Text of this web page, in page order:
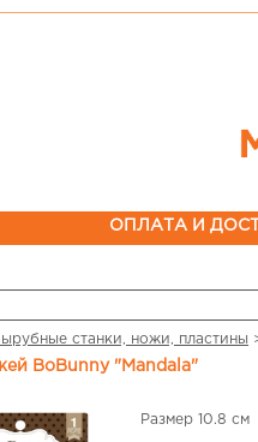
ОПЛАТА И
станки, ножи, пластины
BoBunny "Mandala"
Размер 10.8 см